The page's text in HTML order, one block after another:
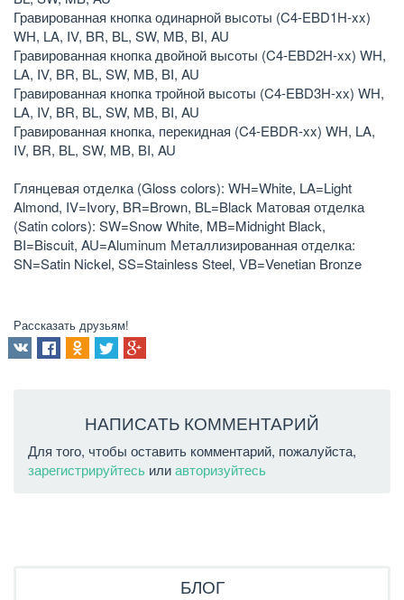
Гравированная кнопка одинарной высоты (C4-EBD1H-xx)
WH, LA, IV, BR, BL, SW, MB, BI, AU
Гравированная кнопка двойной высоты (C4-EBD2H-xx) WH,
LA, IV, BR, BL, SW, MB, BI, AU
Гравированная кнопка тройной высоты (C4-EBD3H-xx) WH,
LA, IV, BR, BL, SW, MB, BI, AU
Гравированная кнопка, перекидная (C4-EBDR-xx) WH, LA,
IV, BR, BL, SW, MB, BI, AU
Глянцевая отделка (Gloss colors): WH=White, LA=Light
Almond, IV=Ivory, BR=Brown, BL=Black Матовая отделка
(Satin colors): SW=Snow White, MB=Midnight Black,
BI=Biscuit, AU=Aluminum Металлизированная отделка:
SN=Satin Nickel, SS=Stainless Steel, VB=Venetian Bronze
Рассказать друзьям!
НАПИСАТЬ КОММЕНТАРИЙ
Для того, чтобы оставить комментарий, пожалуйста,
зарегистрируйтесь илиавторизуйтесь
БЛОГ